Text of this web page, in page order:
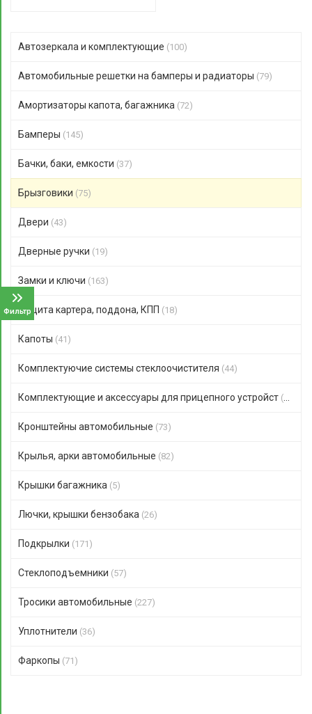
Фильтр
Автозеркала и комплектующие (100)
Автомобильные решетки на бамперы и радиаторы (79)
Амортизаторы капота, багажника (72)
Бамперы (145)
Бачки, баки, емкости (37)
Брызговики (75)
Двери (43)
Дверные ручки (19)
Замки и ключи (163)
Защита картера, поддона, КПП (18)
Капоты (41)
Комплектуючие системы стеклоочистителя (44)
Комплектующие и аксессуары для прицепного устройст (47)
Кронштейны автомобильные (73)
Крылья, арки автомобильные (82)
Крышки багажника (5)
Лючки, крышки бензобака (26)
Подкрылки (171)
Стеклоподъемники (57)
Тросики автомобильные (227)
Уплотнители (36)
Фаркопы (71)